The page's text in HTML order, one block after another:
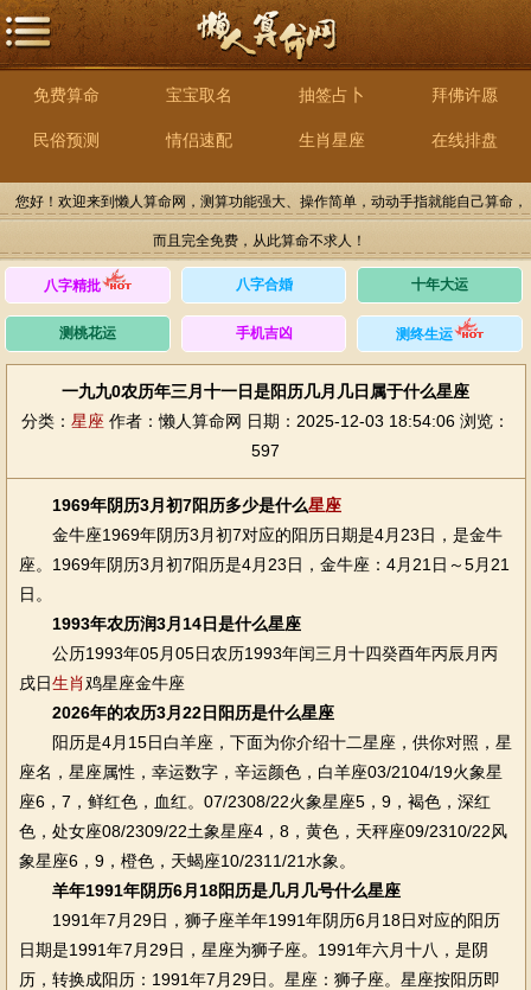
免费算命 宝宝取名 抽签占卜 拜佛许愿
民俗预测 情侣速配 生肖星座 在线排盘
您好！欢迎来到懒人算命网，测算功能强大、操作简单，动动手指就能自己算命，
而且完全免费，从此算命不求人！
八字精批 八字合婚 十年大运
测桃花运 手机吉凶 测终生运
一九九0农历年三月十一日是阳历几月几日属于什么星座
分类： 星座 作者：懒人算命网 日期：2025-12-03 18:54:06 浏览：
597
1969年阴历3月初7阳历多少是什么星座
金牛座1969年阴历3月初7对应的阳历日期是4月23日，是金牛
座。1969年阴历3月初7阳历是4月23日，金牛座：4月21日～5月21
日。
1993年农历润3月14日是什么星座
公历1993年05月05日农历1993年闰三月十四癸酉年丙辰月丙
戌日生肖鸡星座金牛座
2026年的农历3月22日阳历是什么星座
阳历是4月15日白羊座，下面为你介绍十二星座，供你对照，星
座名，星座属性，幸运数字，辛运颜色，白羊座03/2104/19火象星
座6，7，鲜红色，血红。07/2308/22火象星座5，9，褐色，深红
色，处女座08/2309/22土象星座4，8，黄色，天秤座09/2310/22风
象星座6，9，橙色，天蝎座10/2311/21水象。
羊年1991年阴历6月18阳历是几月几号什么星座
1991年7月29日，狮子座羊年1991年阴历6月18日对应的阳历
日期是1991年7月29日，星座为狮子座。1991年六月十八，是阴
历，转换成阳历：1991年7月29日。星座：狮子座。星座按阳历即